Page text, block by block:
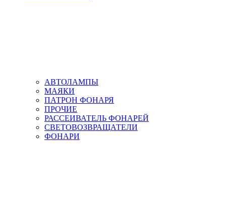
АВТОЛАМПЫ
МАЯКИ
ПАТРОН ФОНАРЯ
ПРОЧИЕ
РАССЕИВАТЕЛЬ ФОНАРЕЙ
СВЕТОВОЗВРАЩАТЕЛИ
ФОНАРИ